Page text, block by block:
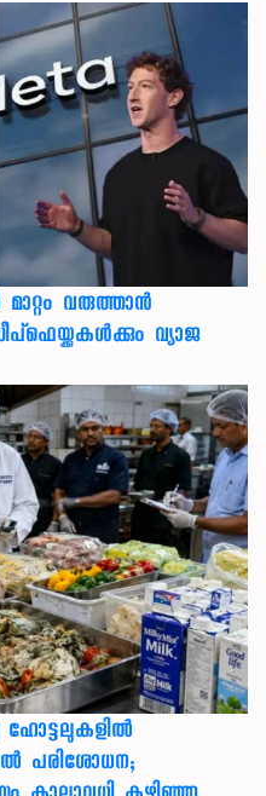
വരുത്താൻ
വ്യാജ
പരിശോധന;